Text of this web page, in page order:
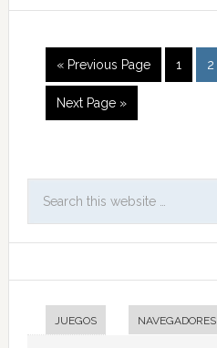
« Previous Page 1 2
Next Page »
JUEGOS NAVEGADORES